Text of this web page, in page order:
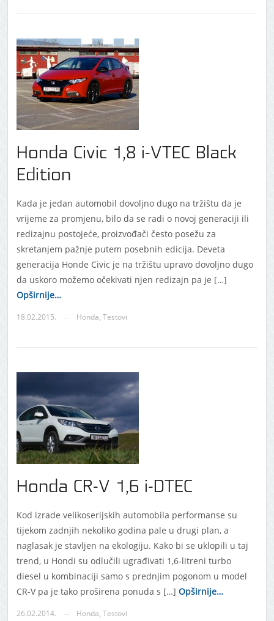
Honda Civic 1,8 i-VTEC Black
Edition
Kada je jedan automobil dovoljno dugo na tržištu da je
vrijeme za promjenu, bilo da se radi o novoj generaciji ili
redizajnu postojeće, proizvođači često posežu za
skretanjem pažnje putem posebnih edicija. Deveta
generacija Honde Civic je na tržištu upravo dovoljno dugo
da uskoro možemo očekivati njen redizajn pa je […]
Opširnije…
18.02.2015. Honda, Testovi
Honda CR-V 1,6 i-DTEC
Kod izrade velikoserijskih automobila performanse su
tijekom zadnjih nekoliko godina pale u drugi plan, a
naglasak je stavljen na ekologiju. Kako bi se uklopili u taj
trend, u Hondi su odlučili ugrađivati 1,6-litreni turbo
diesel u kombinaciji samo s prednjim pogonom u model
CR-V pa je tako proširena ponuda s […] Opširnije…
26.02.2014. Honda, Testovi